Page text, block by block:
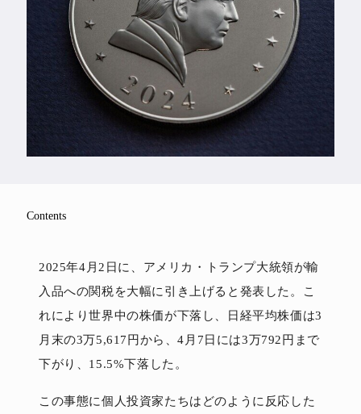
Contents
2025年4月2日に、アメリカ・トランプ大統領が輸
入品への関税を大幅に引き上げると発表した。こ
れにより世界中の株価が下落し、日経平均株価は3
月末の3万5,617円から、4月7日には3万792円まで
下がり、15.5%下落した。
この事態に個人投資家たちはどのように反応した